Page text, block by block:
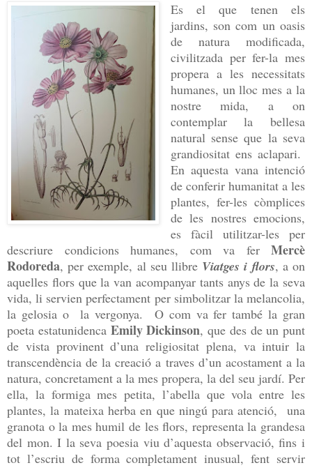
Es el que tenen els
jardins, son com un oasis
de natura modificada,
civilitzada per fer-la mes
propera a les necessitats
humanes, un lloc mes a la
nostre mida, a on
contemplar la bellesa
natural sense que la seva
grandiositat ens aclapari.
En aquesta vana intenció
de conferir humanitat a les
plantes, fer-les còmplices
de les nostres emocions,
es fàcil utilitzar-les per
descriure condicions humanes, com va fer Mercè
Rodoreda, per exemple, al seu llibre Viatges i flors, a on
aquelles flors que la van acompanyar tants anys de la seva
vida, li servien perfectament per simbolitzar la melancolia,
la gelosia o la vergonya. O com va fer també la gran
poeta estatunidenca Emily Dickinson, que des de un punt
de vista provinent d’una religiositat plena, va intuir la
transcendència de la creació a traves d’un acostament a la
natura, concretament a la mes propera, la del seu jardí. Per
ella, la formiga mes petita, l’abella que vola entre les
plantes, la mateixa herba en que ningú para atenció, una
granota o la mes humil de les flors, representa la grandesa
del mon. I la seva poesia viu d’aquesta observació, fins i
tot l’escriu de forma completament inusual, fent servir